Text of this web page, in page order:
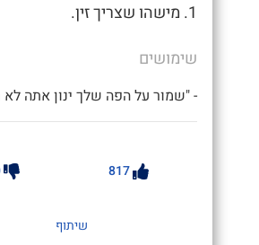
1. מישהו שצריך זין.
שימושים
- "שמור על הפה שלך ינון אתה לא
817
שיתוף